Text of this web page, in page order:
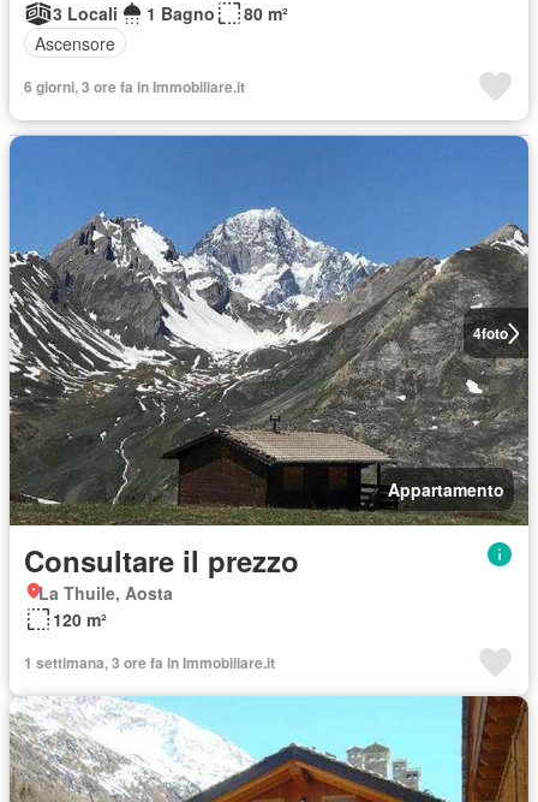
3 Locali
1 Bagno
80 m²
Ascensore
6 giorni, 3 ore fa in Immobiliare.it
4foto
Appartamento
Consultare il prezzo
La Thuile, Aosta
120 m²
1 settimana, 3 ore fa in Immobiliare.it